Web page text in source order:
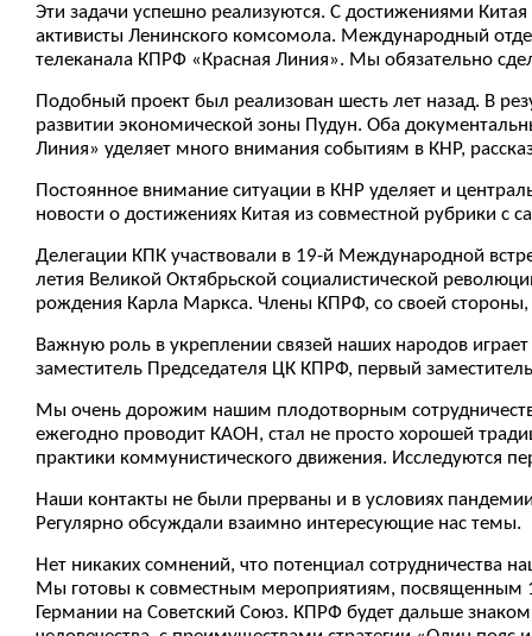
Эти задачи успешно реализуются. С достижениями
активисты Ленинского комсомола. Международный
телеканала КПРФ «Красная Линия». Мы обязательно
Подобный проект был реализован шесть лет назад. В
развитии экономической зоны Пудун. Оба
Линия» уделяет много внимания событиям в КНР,
Постоянное внимание ситуации в КНР уделяет и
новости о достижениях Китая из совместной рубрики с
Делегации КПК участвовали в 19-й Международной
летия Великой Октябрьской социалистической
рождения Карла Маркса. Члены КПРФ, со своей
Важную роль в укреплении связей наших народов
заместитель Председателя ЦК КПРФ, первый
Мы очень дорожим нашим плодотворным
ежегодно проводит КАОН, стал не просто хорошей
практики коммунистического движения. Исследуются
Наши контакты не были прерваны и в условиях
Регулярно обсуждали взаимно интересующие нас темы.
Нет никаких сомнений, что потенциал сотрудничества
Мы готовы к совместным мероприятиям, посвященным
Германии на Советский Союз. КПРФ будет дальше